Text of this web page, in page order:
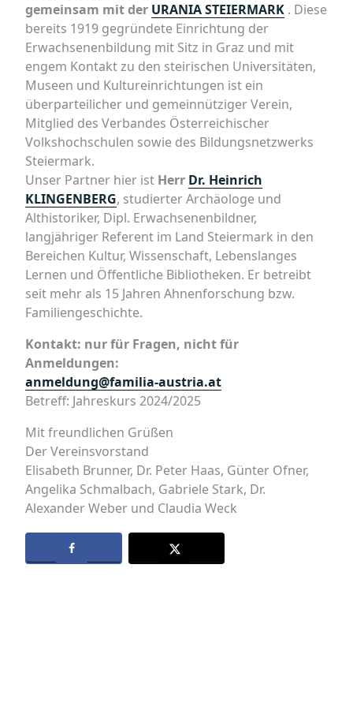
gemeinsam mit der URANIA STEIERMARK . Diese
bereits 1919 gegründete Einrichtung der
Erwachsenenbildung mit Sitz in Graz und mit
engem Kontakt zu den steirischen Universitäten,
Museen und Kultureinrichtungen ist ein
überparteilicher und gemeinnütziger Verein,
Mitglied des Verbandes Österreichischer
Volkshochschulen sowie des Bildungsnetzwerks
Steiermark.
Unser Partner hier ist Herr Dr. Heinrich
KLINGENBERG, studierter Archäologe und
Althistoriker, Dipl. Erwachsenenbildner,
langjähriger Referent im Land Steiermark in den
Bereichen Kultur, Wissenschaft, Lebenslanges
Lernen und Öffentliche Bibliotheken. Er betreibt
seit mehr als 15 Jahren Ahnenforschung bzw.
Familiengeschichte.
Kontakt: nur für Fragen, nicht für
Anmeldungen:
anmeldung@familia-austria.at
Betreff: Jahreskurs 2024/2025
Mit freundlichen Grüßen
Der Vereinsvorstand
Elisabeth Brunner, Dr. Peter Haas, Günter Ofner,
Angelika Schmalbach, Gabriele Stark, Dr.
Alexander Weber und Claudia Weck